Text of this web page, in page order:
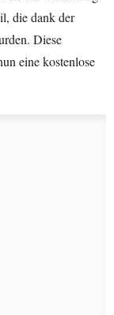
die dank der
Diese
eine kostenlose